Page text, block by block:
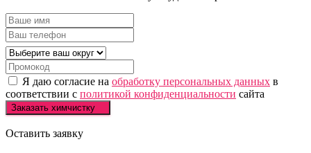
Я даю согласие на обработку персональных данных в
соответствии с политикой конфиденциальности сайта
Заказать химчистку
Оставить заявку